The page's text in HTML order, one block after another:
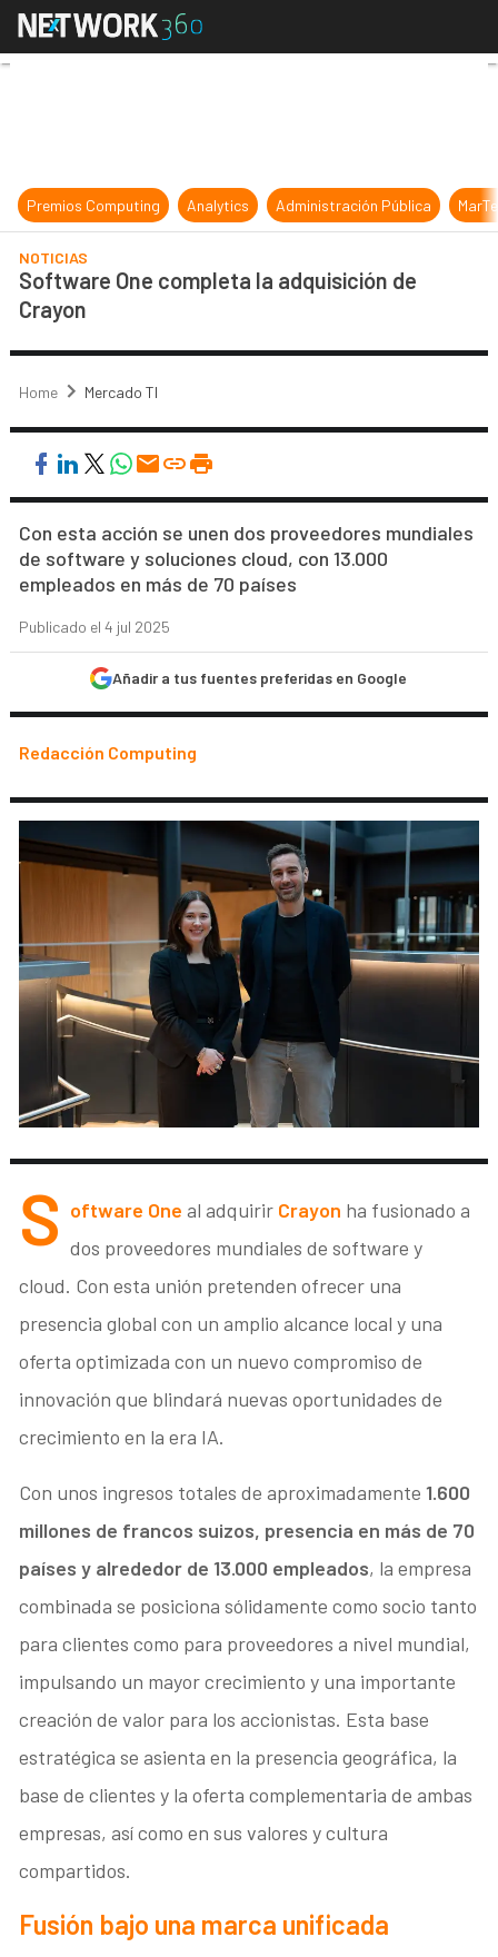
Software One completa la
Premios Computing Analytics Administración Pública
NOTICIAS
Software One completa la adquisición de
Crayon
Home Mercado TI
Con esta acción se unen dos proveedores mundiales
de software y soluciones cloud, con 13.000
empleados en más de 70 países
Publicado el 4 jul 2025
Añadir a tus fuentes preferidas en Google
Redacción Computing
S oftware One al adquirir Crayon ha fusionado a
dos proveedores mundiales de software y
cloud. Con esta unión pretenden ofrecer una
presencia global con un amplio alcance local y una
oferta optimizada con un nuevo compromiso de
innovación que blindará nuevas oportunidades de
crecimiento en la era IA.
Con unos ingresos totales de aproximadamente1.600
millones de francos suizos, presencia en más de 70
países y alrededor de 13.000 empleados, la empresa
combinada se posiciona sólidamente como socio tanto
para clientes como para proveedores a nivel mundial,
impulsando un mayor crecimiento y una importante
creación de valor para los accionistas. Esta base
estratégica se asienta en la presencia geográfica, la
base de clientes y la oferta complementaria de ambas
empresas, así como en sus valores y cultura
compartidos.
Fusión bajo una marca unificada